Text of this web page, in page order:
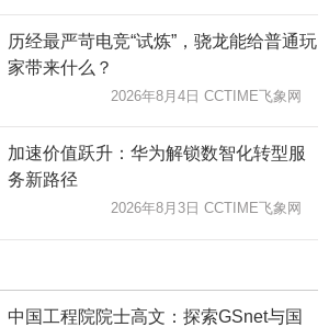
历经最严苛电竞“试炼”，骁龙能给普通玩
家带来什么？
2026年8月4日 CCTIME飞象网
加速价值跃升：华为解锁数智化转型服
务新路径
2026年8月3日 CCTIME飞象网
中国工程院院士高文：探索GSnet与国